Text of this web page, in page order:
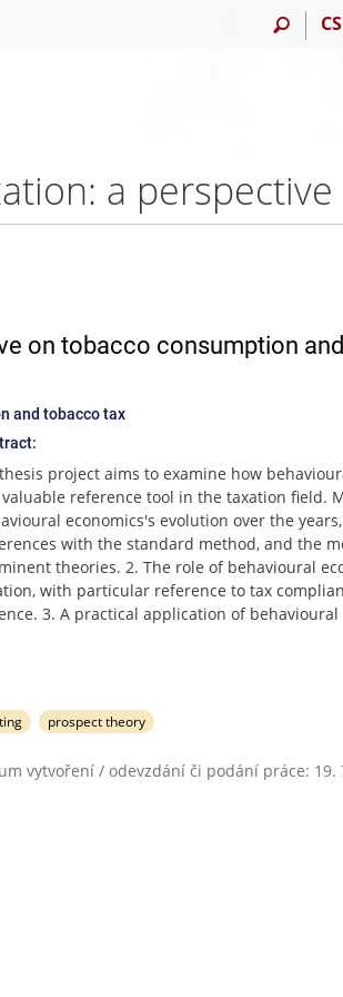
CS
on tobacco consumption and
and tobacco tax
project aims to examine how
valuable reference tool in the taxation field.
economics's evolution over the
with the standard method, and the
theories. 2. The role of behavioural
with particular reference to tax
3. A practical application of behavioural
prospect theory
vytvoření / odevzdání či podání práce: 19.